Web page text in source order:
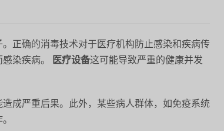
正确的消毒技术对于医疗机构防止感染和疾病传
染疾病。
医疗设备这可能导致严重的健康并发
成严重后果。此外，某些病人群体，如免疫系统